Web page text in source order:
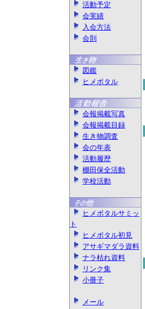
活動予定
会実績
入会方法
会則
図鑑
ヒメボタル
会報掲載写真
会報掲載目録
生き物調査
会の年表
活動履歴
棚田保全活動
学校活動
ヒメボタルサミッ
ト
ヒメボタル初見
アサギマダラ資料
ナラ枯れ資料
リンク集
小冊子
メール